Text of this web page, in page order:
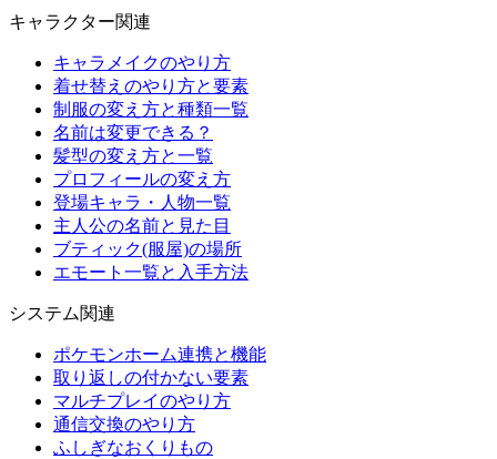
キャラクター関連
キャラメイクのやり方
着せ替えのやり方と要素
制服の変え方と種類一覧
名前は変更できる？
髪型の変え方と一覧
プロフィールの変え方
登場キャラ・人物一覧
主人公の名前と見た目
ブティック(服屋)の場所
エモート一覧と入手方法
システム関連
ポケモンホーム連携と機能
取り返しの付かない要素
マルチプレイのやり方
通信交換のやり方
ふしぎなおくりもの